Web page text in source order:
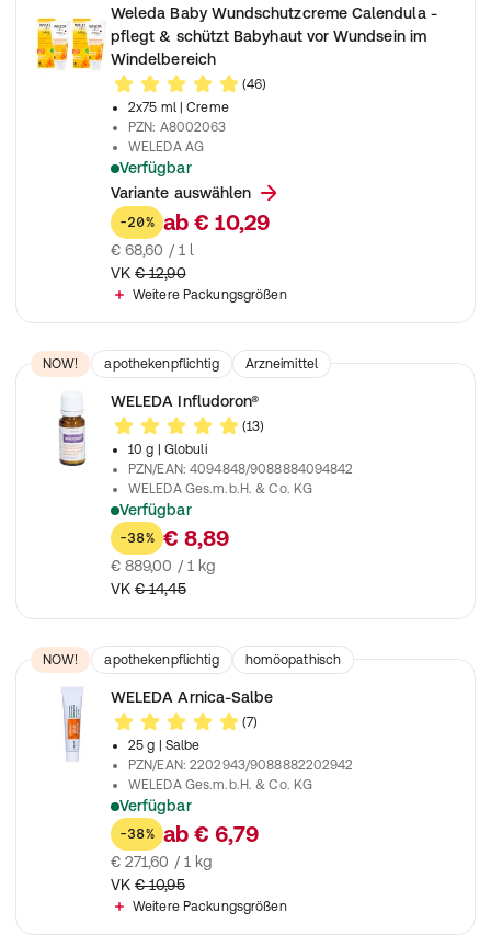
Weleda Baby Wundschutzcreme Calendula -
pflegt & schützt Babyhaut vor Wundsein im
Windelbereich
(46)
2x75 ml
| Creme
PZN: A8002063
WELEDA AG
Verfügbar
Naturkosmetik Wundsalbe schützt empfindliche Babyhaut,
Variante auswählen
-20% ab € 10,29
€ 68,60 / 1 l
VK € 12,90
Weitere Packungsgrößen
NOW! apothekenpflichtig Arzneimittel
WELEDA Infludoron®
(13)
10 g
| Globuli
PZN/EAN:4094848/9088884094842
WELEDA Ges.m.b.H. & Co. KG
Verfügbar
Zur Anwendung bei grippalen Infekten und fieberhaften
-38% € 8,89
€ 889,00 / 1 kg
VK € 14,45
NOW! apothekenpflichtig
homöopathisch
ArzneimittelWELEDA Arnica-Salbe
(7)
25 g
| Salbe
PZN/EAN:2202943/9088882202942
WELEDA Ges.m.b.H. & Co. KG
Verfügbar
Bei Gewebs- und Organschädigungen nach mechanischen
-38% ab € 6,79
€ 271,60 / 1 kg
VK € 10,95
Weitere Packungsgrößen